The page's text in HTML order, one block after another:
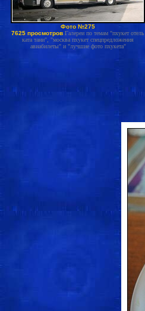
Фото №275
7625 просмотров Галереи по темам "пхукет отель
ката тани", "москва пхукет спецпредложения
авиабилеты" и "лучшие фото пхукета"